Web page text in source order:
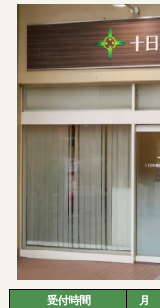
受付時間 月